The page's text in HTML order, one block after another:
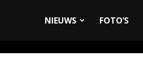
NIEUWS FOTO’S